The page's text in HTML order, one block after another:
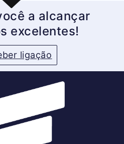
a alcançar
excelentes!
ligação